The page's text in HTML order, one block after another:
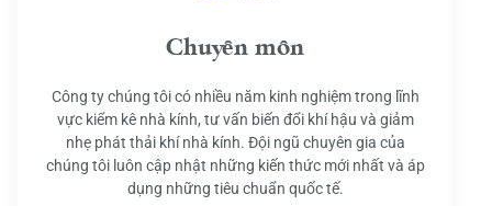
Chuyên môn
Công ty chúng tôi có nhiều năm kinh nghiệm trong lĩnh
vực kiểm kê nhà kính, tư vấn biến đổi khí hậu và giảm
nhẹ phát thải khí nhà kính. Đội ngũ chuyên gia của
chúng tôi luôn cập nhật những kiến thức mới nhất và áp
dụng những tiêu chuẩn quốc tế.